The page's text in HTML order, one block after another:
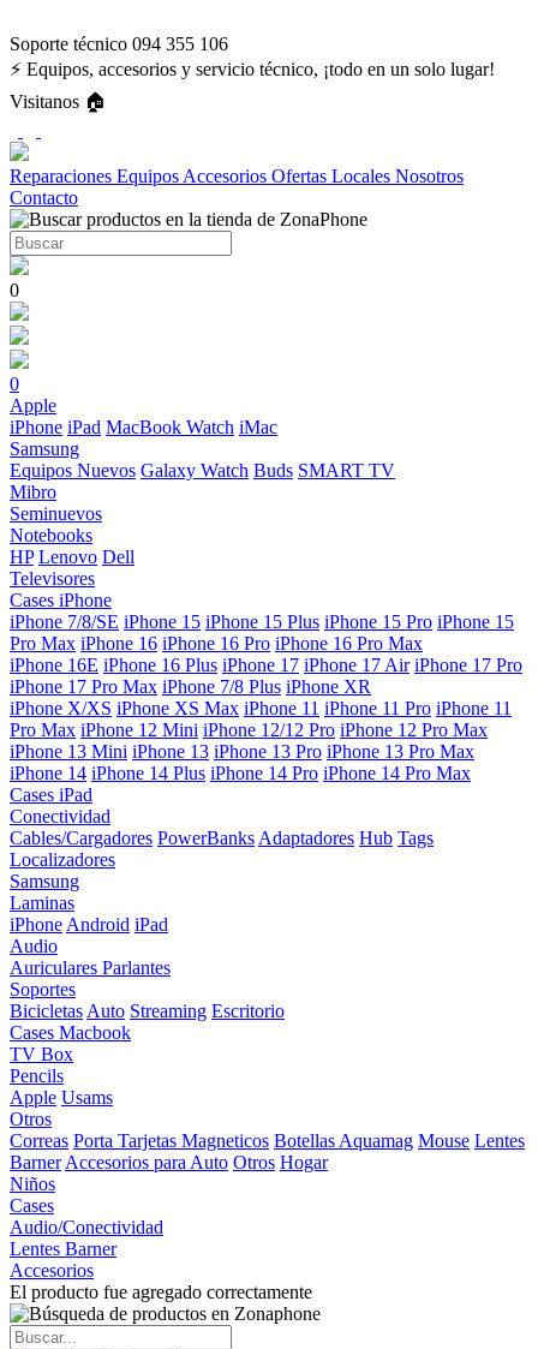
Soporte técnico 094 355 106
⚡ Equipos, accesorios y servicio técnico, ¡todo en un solo lugar!
Visitanos 🏠
Reparaciones Equipos Accesorios Ofertas Locales Nosotros
Contacto
0
0
Apple
iPhone iPad MacBook Watch iMac
Samsung
Equipos Nuevos Galaxy Watch Buds SMART TV
Mibro
Seminuevos
Notebooks
HP Lenovo Dell
Televisores
Cases iPhone
iPhone 7/8/SE iPhone 15 iPhone 15 Plus iPhone 15 Pro iPhone 15
Pro Max iPhone 16 iPhone 16 Pro iPhone 16 Pro Max
iPhone 16E iPhone 16 Plus iPhone 17 iPhone 17 Air iPhone 17 Pro
iPhone 17 Pro Max iPhone 7/8 Plus iPhone XR
iPhone X/XS iPhone XS Max iPhone 11 iPhone 11 Pro iPhone 11
Pro Max iPhone 12 Mini iPhone 12/12 Pro iPhone 12 Pro Max
iPhone 13 Mini iPhone 13 iPhone 13 Pro iPhone 13 Pro Max
iPhone 14 iPhone 14 Plus iPhone 14 Pro iPhone 14 Pro Max
Cases iPad
Conectividad
Cables/Cargadores PowerBanks Adaptadores Hub Tags
Localizadores
Samsung
Laminas
iPhone Android iPad
Audio
Auriculares Parlantes
Soportes
Bicicletas Auto Streaming Escritorio
Cases Macbook
TV Box
Pencils
Apple Usams
Otros
Correas Porta Tarjetas Magneticos Botellas Aquamag Mouse Lentes
Barner Accesorios para Auto Otros Hogar
Niños
Cases
Audio/Conectividad
Lentes Barner
Accesorios
El producto fue agregado correctamente